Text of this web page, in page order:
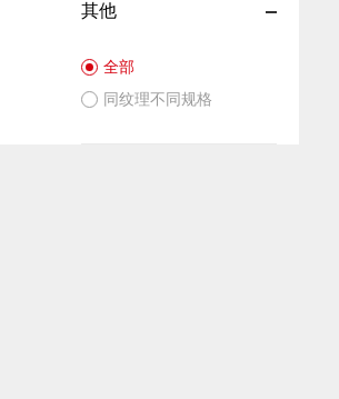
其他
全部
同纹理不同规格